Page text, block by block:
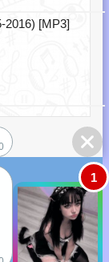
2016) [MP3]
1